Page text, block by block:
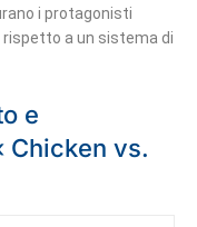
i protagonisti
a un sistema di
e
Chicken vs.